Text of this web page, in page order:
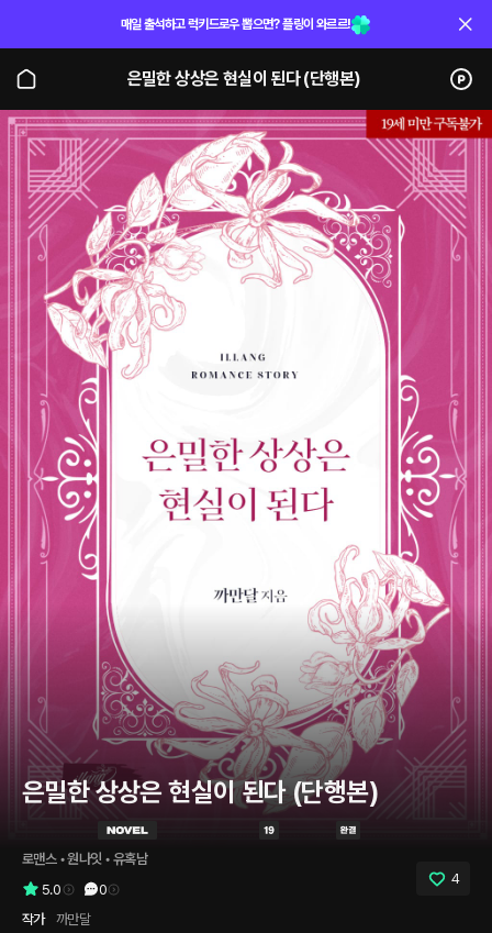
매일 출석하고 럭키드로우 뽑으면? 플링이 와르르!
은밀한 상상은 현실이 된다 (단행본)
은밀한 상상은 현실이 된다 (단행본)
로맨스 • 원나잇 • 유혹남
5.0
0
4
작가
까만달